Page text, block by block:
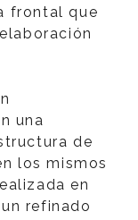
frontal que
una
de
los mismos
en
refinado